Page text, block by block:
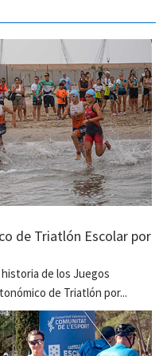
de Triatlón Escolar por
de los Juegos
de Triatlón por...